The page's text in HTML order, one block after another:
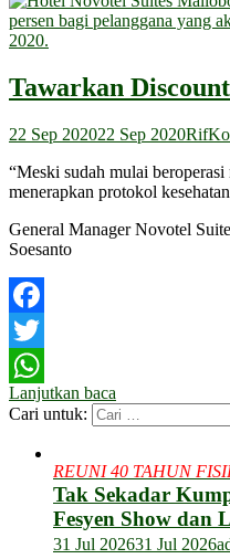
Tawarkan
22 Sep 202022 Sep 2020Rif
“Meski sudah mulai
menerapkan protokol
General Manager Novotel
Soesanto
Facebook
Twitter
WhatsApp
Lanjutkan baca
Cari untuk:
REUNI 40 TAHUN
Tak Sekadar
Fesyen Show dan
31 Jul 202631 Jul 2026